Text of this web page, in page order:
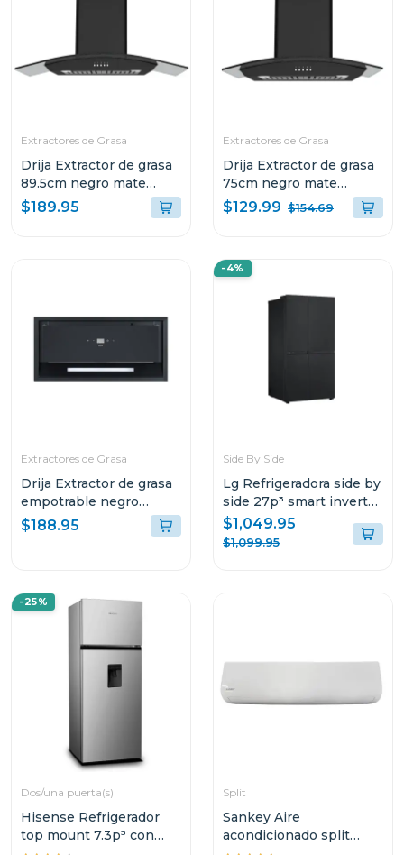
Extractores de Grasa
Drija Extractor de grasa
89.5cm negro mate
galaxy90
$189.95
Extractores de Grasa
Drija Extractor de grasa
75cm negro mate
galaxy76
$129.99 $154.69
Extractores de Grasa
Drija Extractor de grasa
empotrable negro
59.8cm sottile60
$188.95
-4%
Side By Side
Lg Refrigeradora side by
side 27p³ smart inverter
negro matte
$1,049.95
$1,099.95
-25%
Dos/una puerta(s)
Hisense Refrigerador
top mount 7.3p³ con
Split
Sankey Aire
acondicionado split